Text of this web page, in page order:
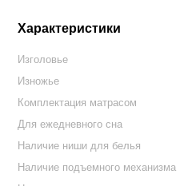
Характеристики
Изголовье
Изножье
Комплектация матрасом
Для ежедневного сна
Наличие ниши для белья
Наличие подъемного механизма